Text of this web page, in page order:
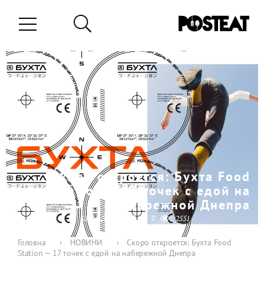
Скоро откроется: Бухта Food
Station — 17 точек с едой на
набережной Днепра
05-04-2019 0 0 2551
Головна › НОВИНИ ›
Скоро откроется: Бухта Food
Station — 17 точек с едой на набережной Днепра